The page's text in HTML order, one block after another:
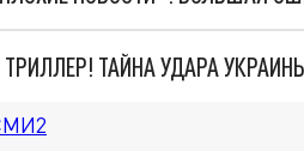
ТРИЛЛЕР! ТАЙНА УДАРА